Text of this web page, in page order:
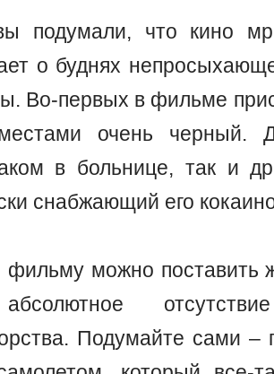
подумали, что кино
о буднях
Во-первых в фильме
очень черный.
в больнице, так и
снабжающий его
фильму можно поставить
Подумайте сами –